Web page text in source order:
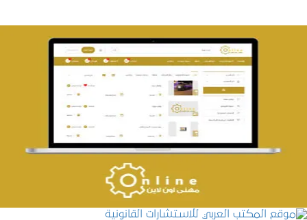
تصميم حراج مهنى
التفاصيل